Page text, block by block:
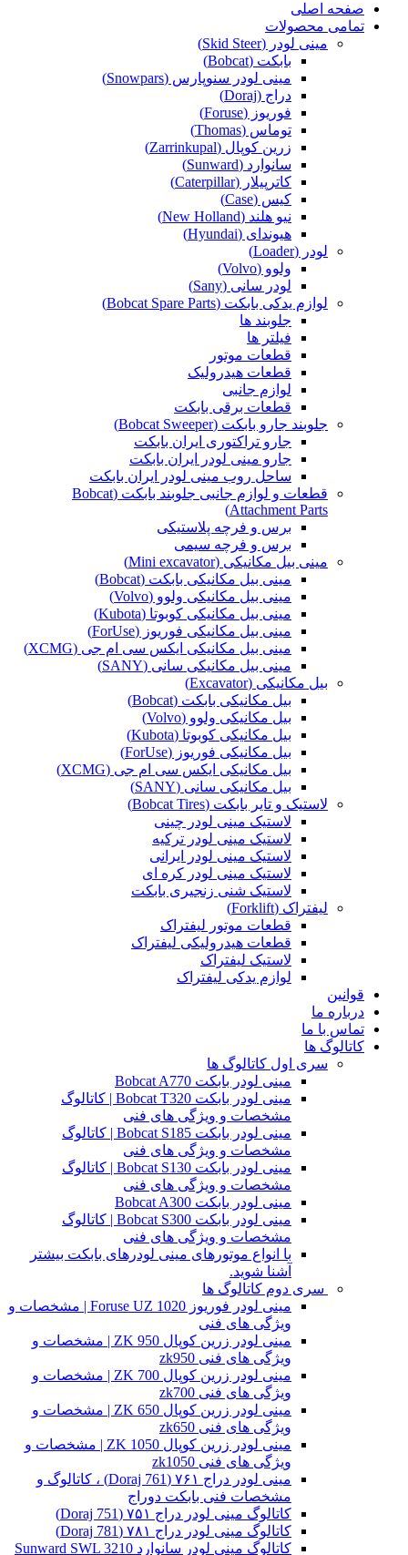
صفحه اصلی
تمامی محصولات
مینی لودر (Skid Steer)
بابکت (Bobcat)
مینی لودر سنوپارس (Snowpars)
دراج (Doraj)
فوریوز (Foruse)
توماس (Thomas)
زرین کوپال (Zarrinkupal)
سانوارد (Sunward)
کاترپیلار (Caterpillar)
کیس (Case)
نیو هلند (New Holland)
هیوندای (Hyundai)
لودر (Loader)
ولوو (Volvo)
لودر سانی (Sany)
لوازم یدکی بابکت (Bobcat Spare Parts)
جلوبند ها
فیلتر ها
قطعات موتور
قطعات هیدرولیک
لوازم جانبی
قطعات برقی بابکت
جلوبند جارو بابکت (Bobcat Sweeper)
جارو تراکتوری ایران بابکت
جارو مینی لودر ایران بابکت
ساحل روب مینی لودر ایران بابکت
قطعات و لوازم جانبی جلوبند بابکت (Bobcat
Attachment Parts)
برس و فرچه پلاستیکی
برس و فرچه سیمی
مینی بیل مکانیکی (Mini excavator)
مینی بیل مکانیکی بابکت (Bobcat)
مینی بیل مکانیکی ولوو (Volvo)
مینی بیل مکانیکی کوبوتا (Kubota)
مینی بیل مکانیکی فوریوز (ForUse)
مینی بیل مکانیکی ایکس سی ام جی (XCMG)
مینی بیل مکانیکی سانی (SANY)
بیل مکانیکی (Excavator)
بیل مکانیکی بابکت (Bobcat)
بیل مکانیکی ولوو (Volvo)
بیل مکانیکی کوبوتا (Kubota)
بیل مکانیکی فوریوز (ForUse)
بیل مکانیکی ایکس سی ام جی (XCMG)
بیل مکانیکی سانی (SANY)
لاستیک و تایر بابکت (Bobcat Tires)
لاستیک مینی لودر چینی
لاستیک مینی لودر ترکیه
لاستیک مینی لودر ایرانی
لاستیک مینی لودر کره ای
لاستیک شنی زنجیری بابکت
لیفتراک (Forklift)
قطعات موتور لیفتراک
قطعات هیدرولیکی لیفتراک
لاستیک لیفتراک
لوازم یدکی لیفتراک
قوانین
درباره ما
تماس با ما
کاتالوگ ها
سری اول کاتالوگ ها
مینی لودر بابکت Bobcat A770
مینی لودر بابکت Bobcat T320 | کاتالوگ
مشخصات و ویژگی های فنی
مینی لودر بابکت Bobcat S185 | کاتالوگ
مشخصات و ویژگی های فنی
مینی لودر بابکت Bobcat S130 | کاتالوگ
مشخصات و ویژگی های فنی
مینی لودر بابکت Bobcat A300
مینی لودر بابکت Bobcat S300 | کاتالوگ
مشخصات و ویژگی های فنی
با انواع موتورهای مینی لودرهای بابکت بیشتر
آشنا شوید.
سری دوم کاتالوگ ها
مینی لودر فوریوز Foruse UZ 1020 | مشخصات و
ویژگی های فنی
مینی لودر زرین کوپال ZK 950 | مشخصات و
ویژگی های فنی zk950
مینی لودر زرین کوپال ZK 700 | مشخصات و
ویژگی های فنی zk700
مینی لودر زرین کوپال ZK 650 | مشخصات و
ویژگی های فنی zk650
مینی لودر زرین کوپال ZK 1050 | مشخصات و
ویژگی های فنی zk1050
مینی لودر دراج ۷۶۱ (Doraj 761) ، کاتالوگ و
مشخصات فنی بابکت دوراج
کاتالوگ مینی لودر دراج ۷۵۱ (Doraj 751)
کاتالوگ مینی لودر دراج ۷۸۱ (Doraj 781)
کاتالوگ مینی لودر سانوارد Sunward SWL 3210